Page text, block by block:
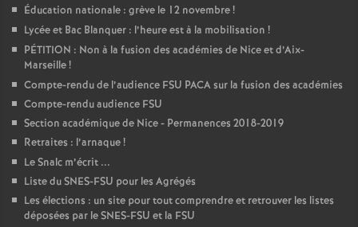
Éducation nationale : grève le 12 novembre!
Lycée et Bac Blanquer : l’heure est à la mobilisation !
PÉTITION : Non à la fusion des académies de Nice et d’Aix-
Marseille!
Compte-rendu de l’audience FSU PACA sur la fusion des académies
Compte-rendu audience FSU
Section académique de Nice - Permanences 2018-2019
Retraites : l’arnaque!
Le Snalc m’écrit ...
Liste du SNES-FSU pour les Agrégés
Les élections : un site pour tout comprendre et retrouver les listes
déposées par le SNES-FSU et la FSU